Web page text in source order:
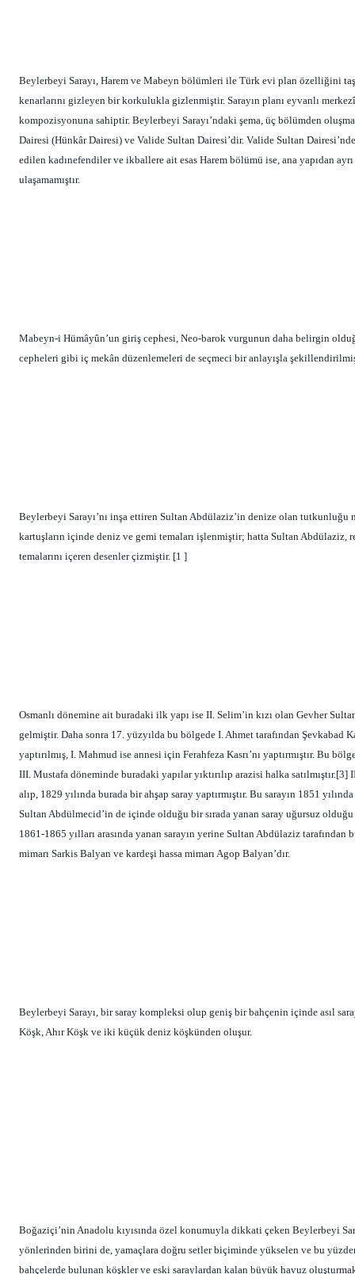
Beylerbeyi Sarayı, Harem ve Mabeyn bölümleri ile Türk evi plan özelliğini
kenarlarını gizleyen bir korkulukla gizlenmiştir. Sarayın planı eyvanlı
kompozisyonuna sahiptir. Beylerbeyi Sarayı’ndaki şema, üç bölümden
Dairesi (Hünkâr Dairesi) ve Valide Sultan Dairesi’dir. Valide Sultan
edilen kadınefendiler ve ikballere ait esas Harem bölümü ise, ana yapıdan
ulaşamamıştır.
Mabeyn-i Hümâyûn’un giriş cephesi, Neo-barok vurgunun daha belirgin
cepheleri gibi iç mekân düzenlemeleri de seçmeci bir anlayışla
Beylerbeyi Sarayı’nı inşa ettiren Sultan Abdülaziz’in denize olan tutkunluğu
kartuşların içinde deniz ve gemi temaları işlenmiştir; hatta Sultan Abdülaziz,
temalarını içeren desenler çizmiştir. [1 ]
Osmanlı dönemine ait buradaki ilk yapı ise II. Selim’in kızı olan Gevher
gelmiştir. Daha sonra 17. yüzyılda bu bölgede I. Ahmet tarafından Şevkabad
yaptırılmış, I. Mahmud ise annesi için Ferahfeza Kasrı’nı yaptırmıştır. Bu
III. Mustafa döneminde buradaki yapılar yıktırılıp arazisi halka
alıp, 1829 yılında burada bir ahşap saray yaptırmıştır. Bu sarayın 1851
Sultan Abdülmecid’in de içinde olduğu bir sırada yanan saray uğursuz
1861-1865 yılları arasında yanan sarayın yerine Sultan Abdülaziz tarafından
mimarı Sarkis Balyan ve kardeşi hassa mimarı Agop Balyan’dır.
Beylerbeyi Sarayı, bir saray kompleksi olup geniş bir bahçenin içinde asıl
Köşk, Ahır Köşk ve iki küçük deniz köşkünden oluşur.
Boğaziçi’nin Anadolu kıyısında özel konumuyla dikkati çeken Beylerbeyi
yönlerinden birini de, yamaçlara doğru setler biçiminde yükselen ve bu
bahçelerde bulunan köşkler ve eski saraylardan kalan büyük havuz